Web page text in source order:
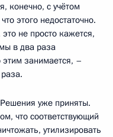
конечно, с учётом
этого недостаточно.
не просто кажется,
в два раза
занимается, –
уже приняты.
что соответствующий
утилизировать